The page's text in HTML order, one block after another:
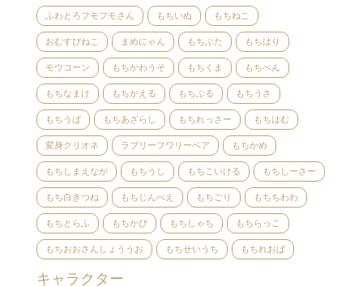
ふわとろフモフモさん もちいぬ もちねこ
おむすびねこ まめにゃん もちぶた もちはり
モウコーン もちかわうそ もちくま もちぺん
もちなまけ もちかえる もちぶる もちうさ
もちうぱ もちあざらし もちれっさー もちはむ
変身クリオネ ラブリーフワリーベア もちかめ
もちしまえなが もちうし もちこいける もちしーさー
もち白きつね もちじんべえ もちごり もちちわわ
もちとらふ もちかぴ もちしゃち もちらっこ
もちおおさんしょううお もちせいうち もちれおぱ
キャラクター